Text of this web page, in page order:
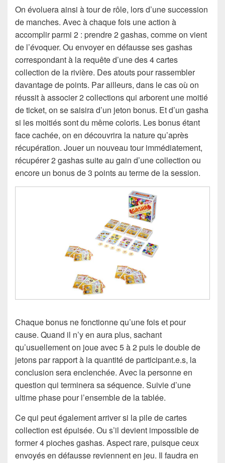
On évoluera ainsi à tour de rôle, lors d’une succession
de manches. Avec à chaque fois une action à
accomplir parmi 2 : prendre 2 gashas, comme on vient
de l’évoquer. Ou envoyer en défausse ses gashas
correspondant à la requête d’une des 4 cartes
collection de la rivière. Des atouts pour rassembler
davantage de points. Par ailleurs, dans le cas où on
réussit à associer 2 collections qui arborent une moitié
de ticket, on se saisira d’un jeton bonus. Et d’un gasha
si les moitiés sont du même coloris. Les bonus étant
face cachée, on en découvrira la nature qu’après
récupération. Jouer un nouveau tour immédiatement,
récupérer 2 gashas suite au gain d’une collection ou
encore un bonus de 3 points au terme de la session.
Chaque bonus ne fonctionne qu’une fois et pour
cause. Quand il n’y en aura plus, sachant
qu’usuellement on joue avec 5 à 2 puis le double de
jetons par rapport à la quantité de participant.e.s, la
conclusion sera enclenchée. Avec la personne en
question qui terminera sa séquence. Suivie d’une
ultime phase pour l’ensemble de la tablée.
Ce qui peut également arriver si la pile de cartes
collection est épuisée. Ou s’il devient impossible de
former 4 pioches gashas. Aspect rare, puisque ceux
envoyés en défausse reviennent en jeu. Il faudra en